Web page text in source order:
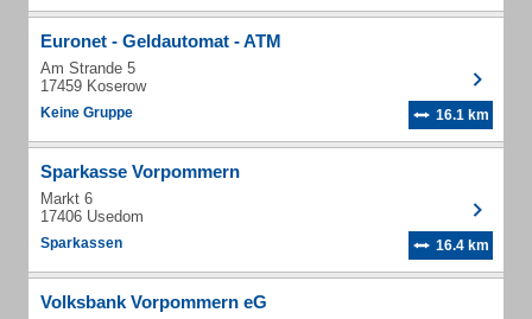
Euronet - Geldautomat - ATM
Am Strande 5
17459 Koserow
Keine Gruppe 16.1 km
Sparkasse Vorpommern
Markt 6
17406 Usedom
Sparkassen 16.4 km
Volksbank Vorpommern eG